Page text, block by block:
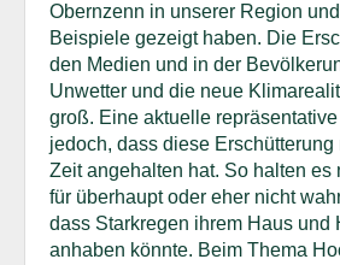
Obernzenn in unserer Region
Beispiele gezeigt haben. Die
den Medien und in der
Unwetter und die neue
groß. Eine aktuelle
jedoch, dass diese Erschütterung
Zeit angehalten hat. So halten es
für überhaupt oder eher nicht
dass Starkregen ihrem Haus und
anhaben könnte. Beim Thema